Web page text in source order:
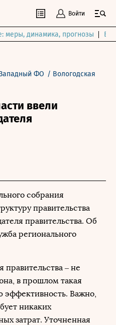
Войти
меры, динамика, прогнозы
ФО / Вологодская
ввели
собрания
правительства
правительства. Об
регионального
правительства – не
в прошлом такая
эффективность. Важно,
никаких
затрат. Уточненная